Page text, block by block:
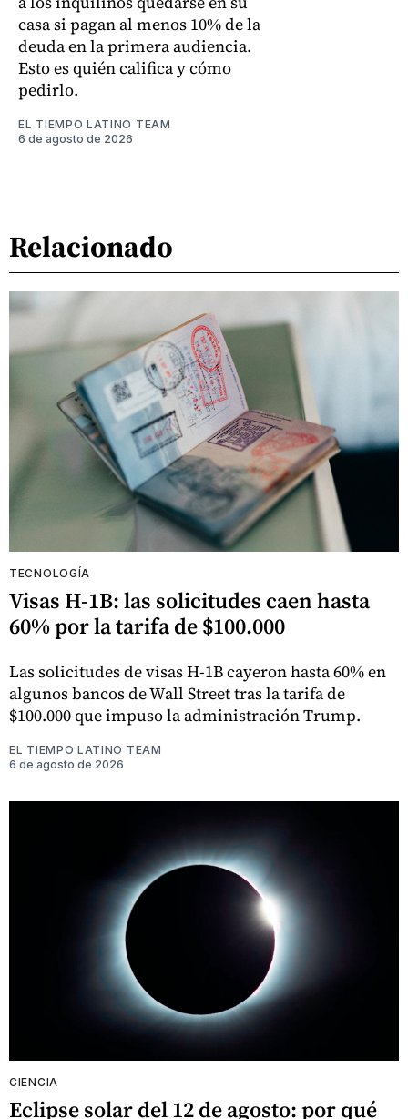
casa si pagan al menos 10% de la
deuda en la primera audiencia.
Esto es quién califica y cómo
pedirlo.
EL TIEMPO LATINO TEAM
6 de agosto de 2026
Relacionado
TECNOLOGÍA
Visas H-1B: las solicitudes caen hasta
60% por la tarifa de $100.000
Las solicitudes de visas H-1B cayeron hasta 60% en
algunos bancos de Wall Street tras la tarifa de
$100.000 que impuso la administración Trump.
EL TIEMPO LATINO TEAM
6 de agosto de 2026
CIENCIA
Eclipse solar del 12 de agosto: por qué